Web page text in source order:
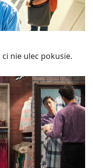
nie ulec pokusie.